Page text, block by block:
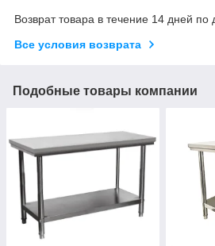
Возврат товара в течение 14 дней по
Все условия возврата
Подобные товары компании